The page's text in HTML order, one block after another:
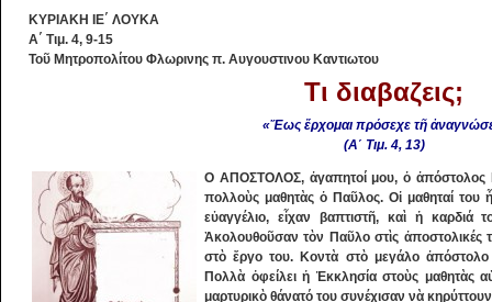
ΚΥΡΙΑΚΗ ΙΕ΄ ΛΟΥΚΑ
Α΄ Τιμ. 4, 9-15
Τοῦ Μητροπολίτου Φλωρινης π. Αυγουστινου Καντιωτου
Τι διαβαζεις;
«Ἕως ἔρχομαι πρόσεχε τῆ
(Α΄ Τιμ. 4, 13)
Ο ΑΠΟΣΤΟΛΟΣ, ἀγαπητοί μου, ὁ ἀπόστολος
πολλοὺς μαθητὰς ὁ Παῦλος. Οἱ μαθηταί
εὐαγγέλιο, εἶχαν βαπτιστῆ, καὶ ἡ
Ἀκολουθοῦσαν τὸν Παῦλο στὶς ἀποστολικές
στὸ ἔργο του. Κοντὰ στὸ μεγάλο ἀπόστολο
Πολλὰ ὀφείλει ἡ Ἐκκλησία στοὺς μαθητὰς
μαρτυρικὸ θάνατό του συνέχισαν νὰ